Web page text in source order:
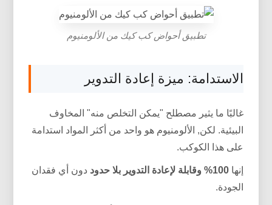
تطبيق أحواض كب كيك من الألومنيوم
الاستدامة: ميزة إعادة التدوير
غالبًا ما يثير مصطلح "يمكن التخلص منه" المخاوف
البيئية. لكن, الألومنيوم هو واحد من أكثر المواد استدامة
على هذا الكوكب.
إنها100% وقابلة لإعادة التدوير بلا حدود
دون أي فقدان
الجودة.